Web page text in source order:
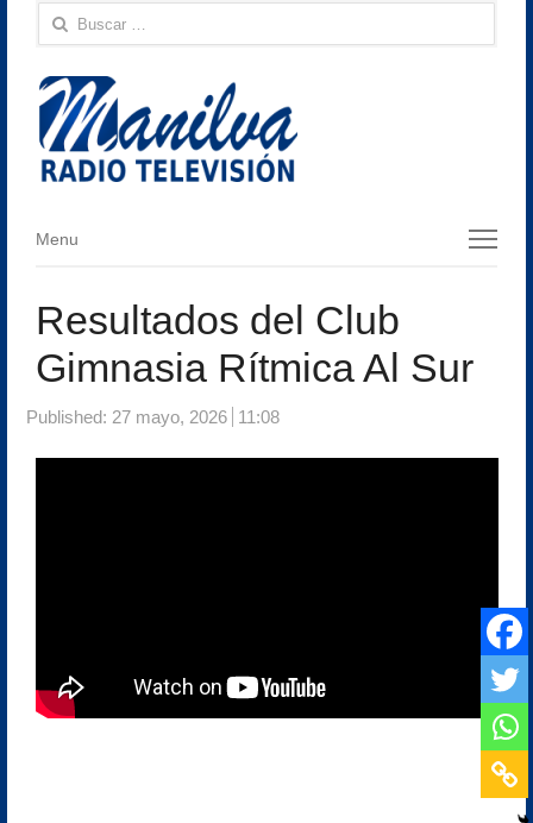
Buscar:
Menu
Menu
Resultados del Club
Gimnasia Rítmica Al Sur
Published: 27 mayo, 2026 11:08